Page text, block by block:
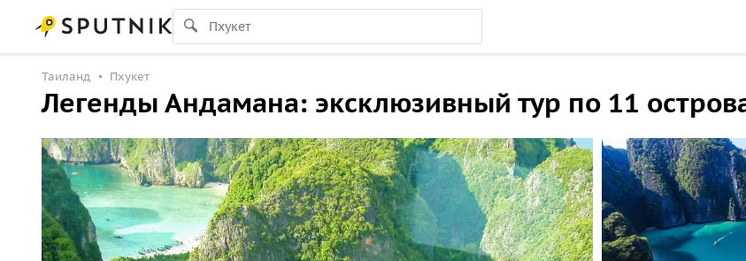
Таиланд Пхукет
Легенды Андамана: эксклюзивный тур по 11